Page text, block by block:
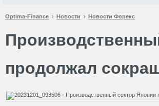
Optima-Finance Новости Новости Форекс
продолжал